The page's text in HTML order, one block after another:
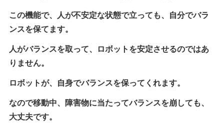
この機能で、人が不安定な状態で立っても、自分でバラ
ンスを保てます。
人がバランスを取って、ロボットを安定させるのではあ
りません。
ロボットが、自身でバランスを保ってくれます。
なので移動中、障害物に当たってバランスを崩しても、
大丈夫です。